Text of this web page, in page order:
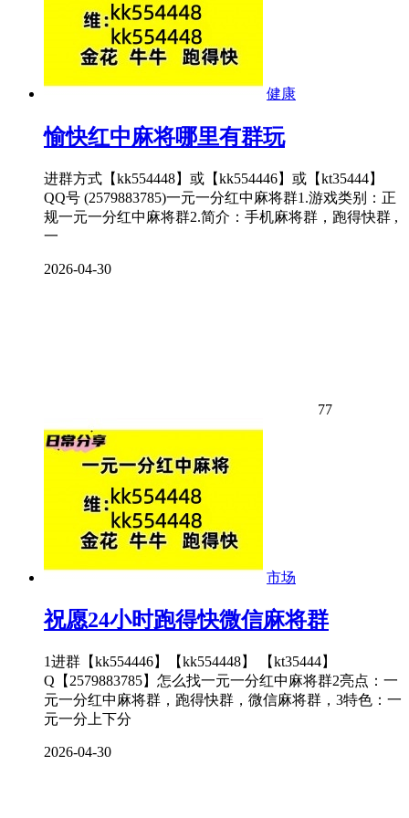
健康
愉快红中麻将哪里有群玩
进群方式【kk554448】或【kk554446】或【kt35444】
QQ号 (2579883785)一元一分红中麻将群1.游戏类别：正
规一元一分红中麻将群2.简介：手机麻将群，跑得快群 ,
一
2026-04-30
77
市场
祝愿24小时跑得快微信麻将群
1进群【kk554446】【kk554448】 【kt35444】
Q【2579883785】怎么找一元一分红中麻将群2亮点：一
元一分红中麻将群，跑得快群，微信麻将群，3特色：一
元一分上下分
2026-04-30